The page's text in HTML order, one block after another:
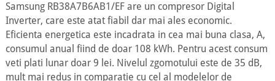
Samsung RB38A7B6AB1/EF are un compresor Digital
Inverter, care este atat fiabil dar mai ales economic.
Eficienta energetica este incadrata in cea mai buna clasa, A,
consumul anual fiind de doar 108 kWh. Pentru acest consum
veti plati lunar doar 9 lei. Nivelul zgomotului este de 35 dB,
mult mai redus in comparatie cu cel al modelelor de